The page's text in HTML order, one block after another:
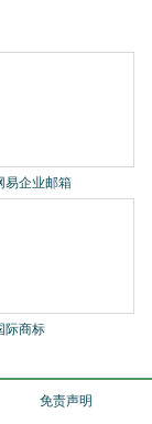
易企业邮箱
免责声明